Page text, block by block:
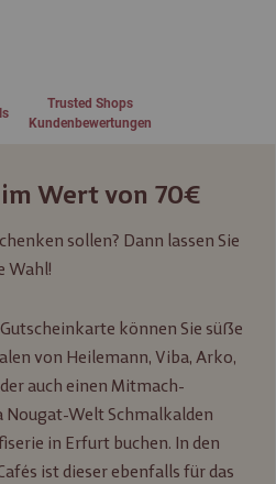
Wert von 70€
sollen? Dann lassen Sie
Wahl!
können Sie süße
von Heilemann, Viba, Arko,
auch einen Mitmach-
Nougat-Welt Schmalkalden
in Erfurt buchen. In den
ist dieser ebenfalls für das
Trusted Shops
Kundenbewertungen